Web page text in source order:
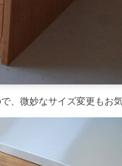
微妙なサイズ変更もお気